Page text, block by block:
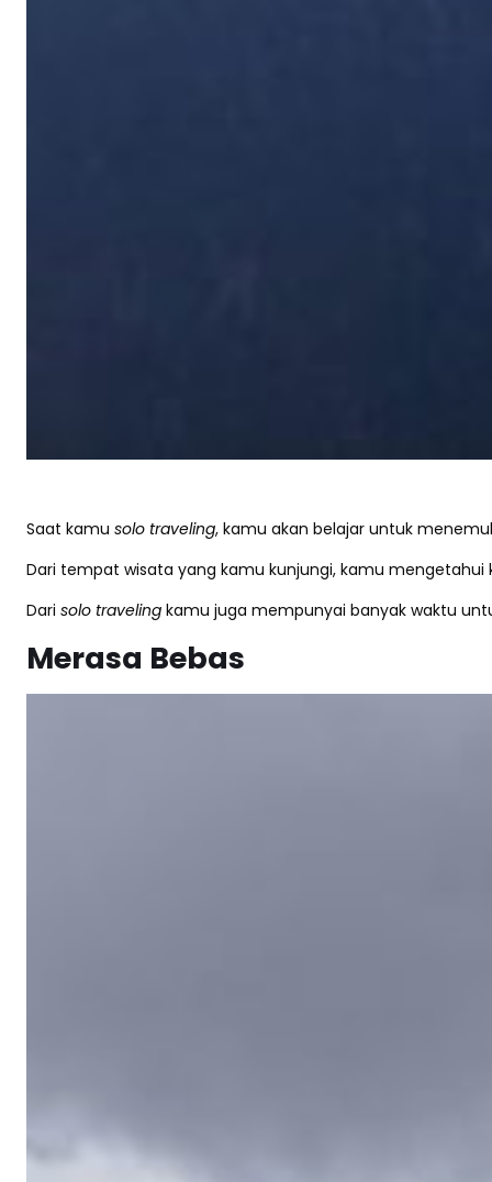
Saat kamu solo traveling, kamu akan belajar untuk
Dari tempat wisata yang kamu kunjungi, kamu mengetahui
Dari solo traveling kamu juga mempunyai banyak waktu
Merasa Bebas